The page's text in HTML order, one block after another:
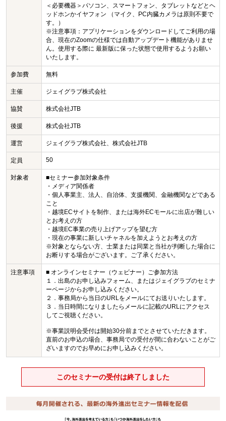
＜必要機器＞パソコン、スマートフォン、タブレットなどとヘ
ッドホンかイヤフォン （マイク、PC内臓カメラは原則不要で
す。）
※注意事項：アプリケーションをダウンロードしてご利用の場
合、現在のZoomの仕様では自動アップデート機能がありませ
ん。使用する際に 最新版に保った状態で使用するようお願い
いたします。
参加費 無料
主催 ジェイグラブ株式会社
協賛 株式会社JTB
後援 株式会社JTB
運営 ジェイグラブ株式会社、株式会社JTB
定員 50
対象者
■セミナー参加対象条件
・メディア関係者
・個人事業主、法人、自治体、支援機関、金融機関などである
こと
・越境ECサイトを制作、または海外ECモールに出店が難しい
とお考えの方
・越境EC事業の売り上げアップを望む方
・現在の事業に新しいチャネルを加えようとお考えの方
※対象とならない方、士業または同業と当社が判断した場合に
お断りする場合がございます。ご了承ください。
注意事項
■ オンラインセミナー（ウェビナー）ご参加方法
１．出島のお申し込みフォーム、またはジェイグラブのセミナ
ーページからお申し込みください。
２．事務局から当日のURLをメールにてお送りいたします。
３．当日時間になりましたらメールに記載のURLにアクセス
してご視聴ください。
※事業説明会受付は開始30分前までとさせていただきます。
直前のお申込の場合、事務局での受付が間に合わないことがご
ざいますのでお早めにお申し込みください。
このセミナーの受付は終了しました